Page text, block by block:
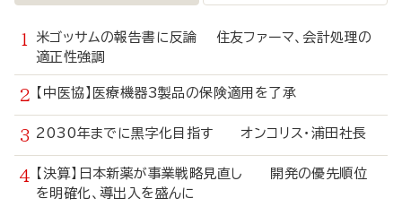
米ゴッサムの報告書に反論 住友ファーマ、会計処理の
適正性強調
【中医協】医療機器3製品の保険適用を了承
2030年までに黒字化目指す オンコリス・浦田社長
【決算】日本新薬が事業戦略見直し 開発の優先順位
を明確化、導出入を盛んに